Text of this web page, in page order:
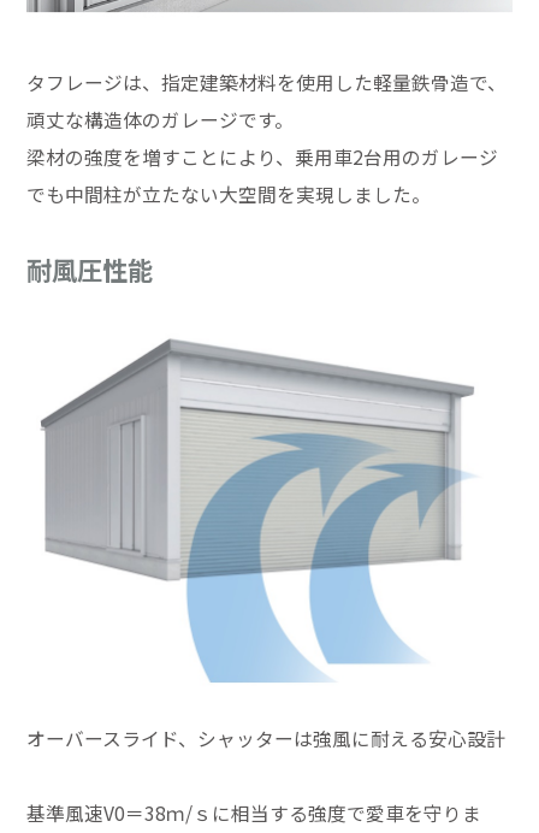
タフレージは、指定建築材料を使用した軽量鉄骨造で、
頑丈な構造体のガレージです。
梁材の強度を増すことにより、乗用車2台用のガレージ
でも中間柱が立たない大空間を実現しました。
耐風圧性能
オーバースライド、シャッターは強風に耐える安心設計
基準風速V0＝38ｍ/ｓに相当する強度で愛車を守りま